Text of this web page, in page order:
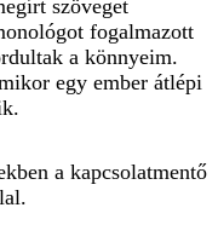
szöveget
fogalmazott
a könnyeim.
egy ember átlépi
a kapcsolatmentő